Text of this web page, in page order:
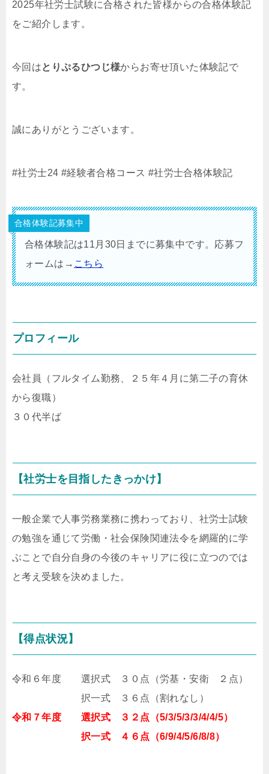
2025年社労士試験に合格された皆様からの合格体験記
をご紹介します。
今回はとりぷるひつじ様からお寄せ頂いた体験記で
す。
誠にありがとうございます。
#社労士24 #経験者合格コース #社労士合格体験記
合格体験記募集中
合格体験記は11月30日までに募集中です。応募フ
ォームは→ こちら
プロフィール
会社員（フルタイム勤務、２５年４月に第二子の育休
から復職）
３０代半ば
【社労士を目指したきっかけ】
一般企業で人事労務業務に携わっており、社労士試験
の勉強を通じて労働・社会保険関連法令を網羅的に学
ぶことで自分自身の今後のキャリアに役に立つのでは
と考え受験を決めました。
【得点状況】
令和６年度 選択式 ３０点（労基・安衛 ２点）
択一式 ３６点（割れなし）
令和７年度 選択式 ３２点（5/3/5/3/3/4/4/5）
択一式 ４６点（6/9/4/5/6/8/8）